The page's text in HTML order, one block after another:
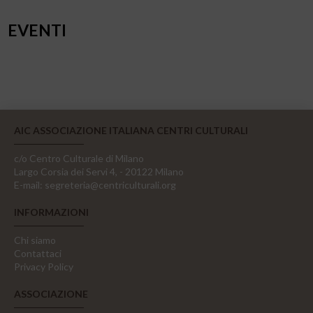
EVENTI
AIC ASSOCIAZIONE ITALIANA CENTRI CULTURALI
c/o Centro Culturale di Milano
Largo Corsia dei Servi 4, - 20122 Milano
E-mail: segreteria@centriculturali.org
INFORMAZIONI
Chi siamo
Contattaci
Privacy Policy
ASSOCIAZIONE